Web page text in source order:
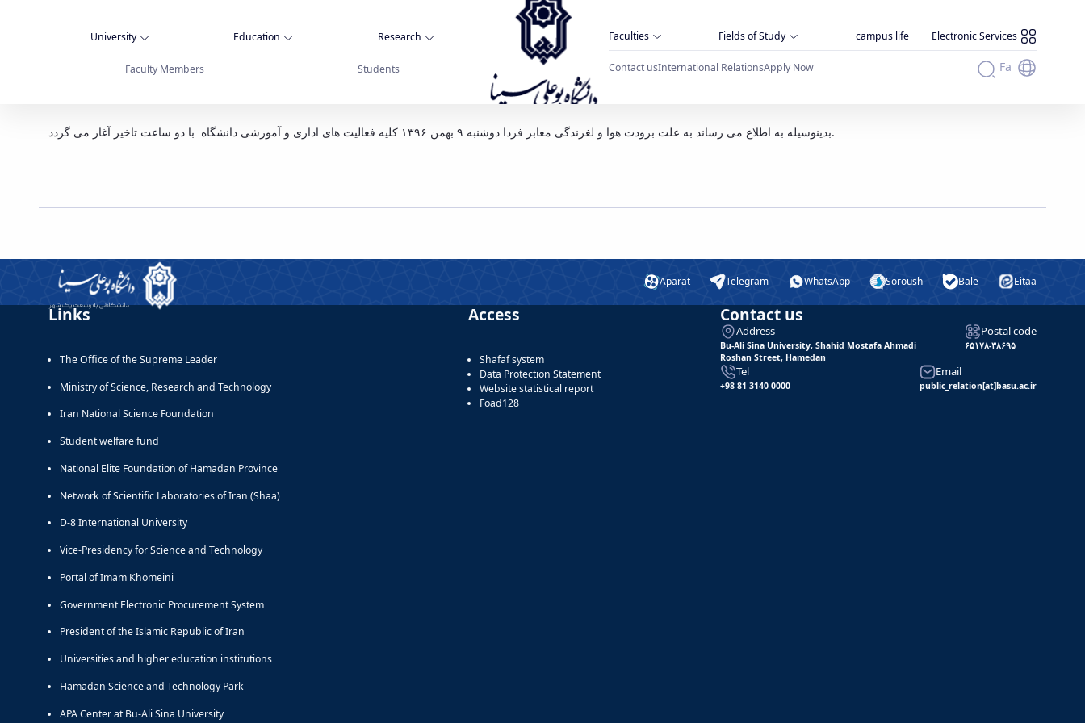
University Education Research
Faculty Members Students
Faculties Fields of Study campus life Electronic Services
Contact usInternational RelationsApply Now Fa
آغاز فعالیت های اداری و آموزشی دانشگاه با ۲ ساعت تاخیر - دانشگاه بوعلی سینا همدان بدینوسیله به اطلاع می رساند به علت برودت هوا و لغزندگی معابر فردا دوشنبه ۹ بهمن ۱۳۹۶ کلیه فعالیت های اداری و آموزشی دانشگاه با دو ساعت تاخیر آغاز می گردد.
Aparat Telegram WhatsApp Soroush Bale Eitaa
Links
The Office of the Supreme Leader
Ministry of Science, Research and Technology
Iran National Science Foundation
Student welfare fund
National Elite Foundation of Hamadan Province
Network of Scientific Laboratories of Iran (Shaa)
D-8 International University
Vice-Presidency for Science and Technology
Portal of Imam Khomeini
Government Electronic Procurement System
President of the Islamic Republic of Iran
Universities and higher education institutions
Hamadan Science and Technology Park
APA Center at Bu-Ali Sina University
Access
Shafaf system
Data Protection Statement
Website statistical report
Foad128
Contact us
Address
Bu-Ali Sina University, Shahid Mostafa Ahmadi
Roshan Street, Hamedan
Postal code
۶۵۱۷۸-۳۸۶۹۵
Tel
+98 81 3140 0000
Email
public_relation[at]basu.ac.ir